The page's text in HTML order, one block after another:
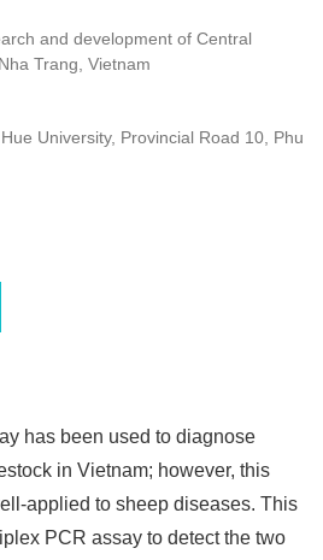
and development of Central
Trang, Vietnam
University, Provincial Road 10, Phu
has been used to diagnose
in Vietnam; however, this
applied to sheep diseases. This
PCR assay to detect the two